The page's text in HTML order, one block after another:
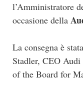
l’Amministratore
occasione della
La consegna è
Stadler, CEO
of the Board for